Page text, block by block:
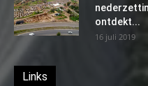
ontdekt...
16 juli 2019
Links